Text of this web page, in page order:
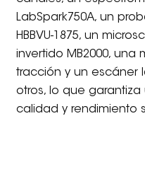
LabSpark750A, un
HBBVU-1875, un
invertido MB2000,
tracción y un escáner
otros, lo que
calidad y rendimiento